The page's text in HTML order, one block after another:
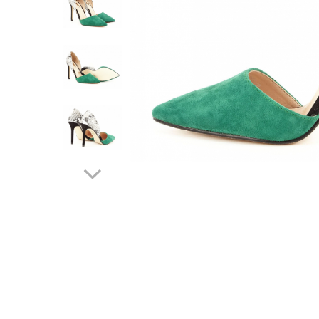
Incaltamine primavara-vara piele
Imbracaminte
Blugi si pantaloni